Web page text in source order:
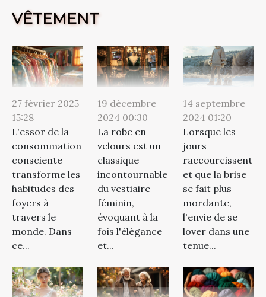
porte en elle l’image de l’engagement que vous
tendance à croire que les...
VÊTEMENT
27 février 2025
15:28
L'essor de la
consommation
consciente
transforme les
habitudes des
foyers à
travers le
monde. Dans
ce...
19 décembre
2024 00:30
La robe en
velours est un
classique
incontournable
du vestiaire
féminin,
évoquant à la
fois l'élégance
et...
14 septembre
2024 01:20
Lorsque les
jours
raccourcissent
et que la brise
se fait plus
mordante,
l'envie de se
lover dans une
tenue...